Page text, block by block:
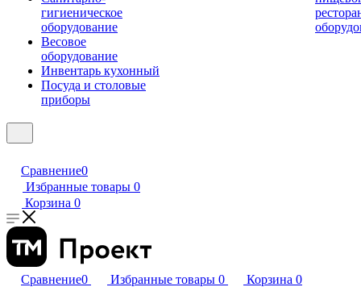
гигиеническое
оборудование
Весовое
оборудование
Инвентарь кухонный
Посуда и столовые
приборы
Сравнение0
Избранные товары 0
Корзина 0
Сравнение0 Избранные товары 0 Корзина 0